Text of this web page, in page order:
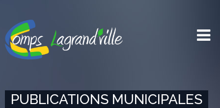
PUBLICATIONS MUNICIPALES